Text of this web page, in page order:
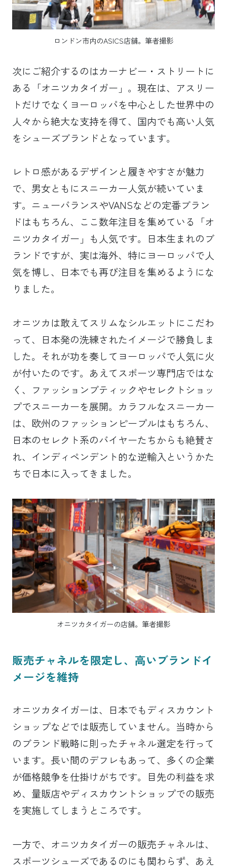
ロンドン市内のASICS店舗。筆者撮影
次にご紹介するのはカーナビー・ストリートに
ある「オニツカタイガー」。現在は、アスリー
トだけでなくヨーロッパを中心とした世界中の
人々から絶大な支持を得て、国内でも高い人気
をシューズブランドとなっています。
レトロ感があるデザインと履きやすさが魅力
で、男女ともにスニーカー人気が続いていま
す。ニューバランスやVANSなどの定番ブラン
ドはもちろん、ここ数年注目を集めている「オ
ニツカタイガー」も人気です。日本生まれのブ
ランドですが、実は海外、特にヨーロッパで人
気を博し、日本でも再び注目を集めるようにな
りました。
オニツカは敢えてスリムなシルエットにこだわ
って、日本発の洗練されたイメージで勝負しま
した。それが功を奏してヨーロッパで人気に火
が付いたのです。あえてスポーツ専門店ではな
く、ファッションブティックやセレクトショッ
プでスニーカーを展開。カラフルなスニーカー
は、欧州のファッションピープルはもちろん、
日本のセレクト系のバイヤーたちからも絶賛さ
れ、インディペンデント的な逆輸入というかた
ちで日本に入ってきました。
オニツカタイガーの店舗。筆者撮影
販売チャネルを限定し、高いブランドイ
メージを維持
オニツカタイガーは、日本でもディスカウント
ショップなどでは販売していません。当時から
のブランド戦略に則ったチャネル選定を行って
います。長い間のデフレもあって、多くの企業
が価格競争を仕掛けがちです。目先の利益を求
め、量販店やディスカウントショップでの販売
を実施してしまうところです。
一方で、オニツカタイガーの販売チャネルは、
スポーツシューズであるのにも関わらず、あえ